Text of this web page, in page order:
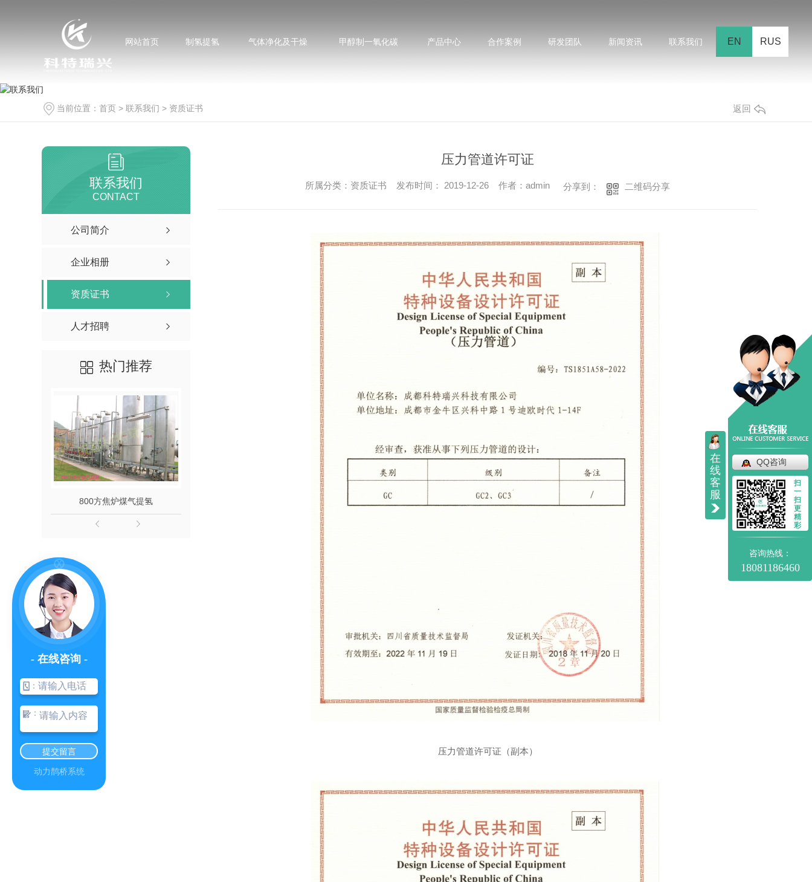
网站首页 制氢提氢 气体净化及干燥 甲醇制一氧化碳 产品中心 合作案例 研发团队 新闻资讯 联系我们 EN RUS
当前位置： 首页 > 联系我们 > 资质证书 返回
联系我们
CONTACT
公司简介
企业相册
资质证书
人才招聘
热门推荐
800方焦炉煤气提氢 2000方甲裂制氢装置 5万吨粗苯加氢装置
压力管道许可证
所属分类：资质证书 发布时间： 2019-12-26 作者：admin 分享到： 二维码分享
压力管道许可证（副本）
在
线
客
服
QQ咨询
扫
一
扫
更
精
彩
咨询热线：
18081186460
- 在线咨询 -
：
：
提交留言
动力鹊桥系统